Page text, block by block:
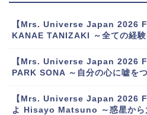
【Mrs. Universe Japan 2026
KANAE TANIZAKI ～全ての経験
【Mrs. Universe Japan 2026
PARK SONA ～自分の心に嘘を
【Mrs. Universe Japan 2026
よ Hisayo Matsuno ～惑星から